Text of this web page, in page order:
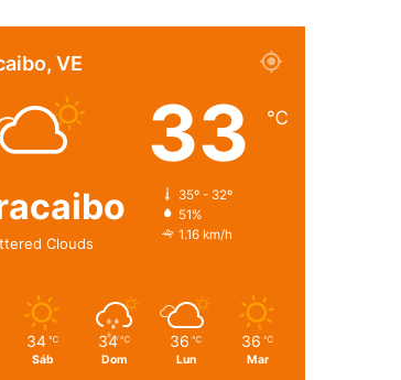
VE
Clouds
33 ℃
35º - 32º
51%
1.16 km/h
34 ℃
Sáb
34 ℃
Dom
36 ℃
Lun
36 ℃
Mar